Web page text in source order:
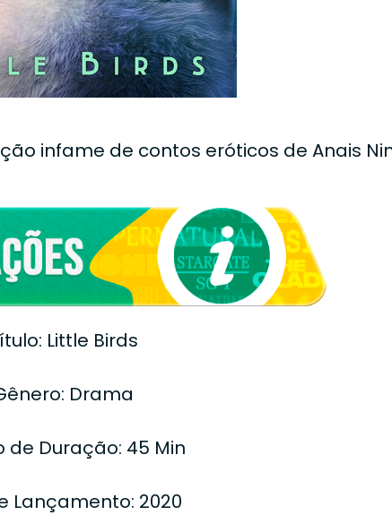
infame de contos eróticos de Anais
Little Birds
Drama
de Duração: 45 Min
Lançamento: 2020